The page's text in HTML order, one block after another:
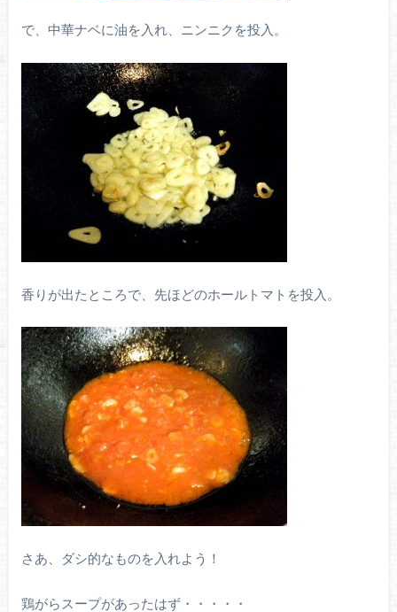
で、中華ナベに油を入れ、ニンニクを投入。
香りが出たところで、先ほどのホールトマトを投入。
さあ、ダシ的なものを入れよう！
鶏がらスープがあったはず・・・・・